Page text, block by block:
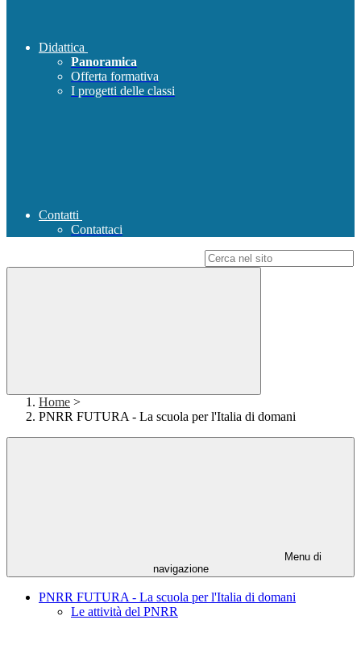
Didattica
Panoramica
Offerta formativa
I progetti delle classi
Contatti
Contattaci
Home >
PNRR FUTURA - La scuola per l'Italia di domani
Menu di
navigazione
PNRR FUTURA - La scuola per l'Italia di domani
Le attività del PNRR